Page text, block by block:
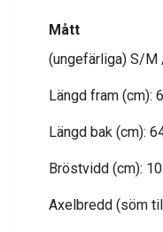
Mått
(ungefärliga) S/
Längd fram (cm):
Längd bak (cm):
Bröstvidd (cm):
Axelbredd (söm